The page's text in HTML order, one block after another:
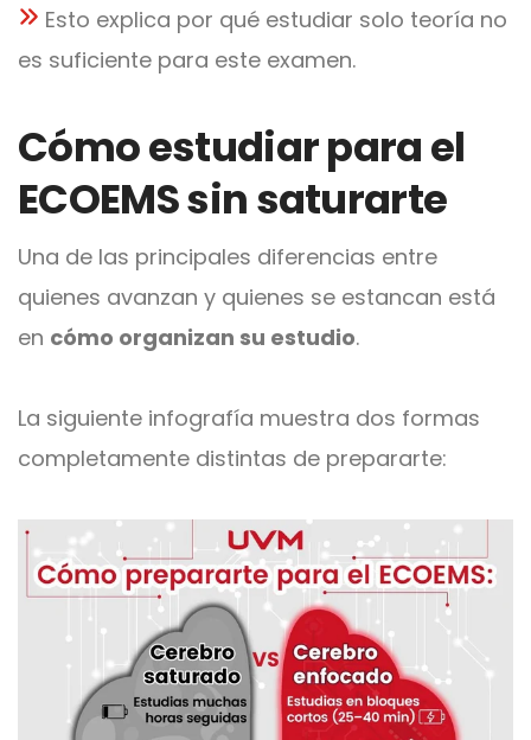
Esto explica por qué estudiar solo teoría no
es suficiente para este examen.
Cómo estudiar para el
ECOEMS sin saturarte
Una de las principales diferencias entre
quienes avanzan y quienes se estancan está
en cómo organizan su estudio.
La siguiente infografía muestra dos formas
completamente distintas de prepararte: